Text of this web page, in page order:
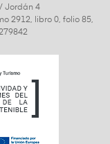
Jordán 4
2912, libro 0, folio 85,